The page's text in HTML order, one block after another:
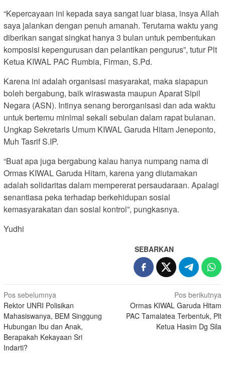
“Kepercayaan ini kepada saya sangat luar biasa, insya Allah
saya jalankan dengan penuh amanah. Terutama waktu yang
diberikan sangat singkat hanya 3 bulan untuk pembentukan
komposisi kepengurusan dan pelantikan pengurus”, tutur Plt
Ketua KIWAL PAC Rumbia, Firman, S.Pd.
Karena ini adalah organisasi masyarakat, maka siapapun
boleh bergabung, baik wiraswasta maupun Aparat Sipil
Negara (ASN). Intinya senang berorganisasi dan ada waktu
untuk bertemu minimal sekali sebulan dalam rapat bulanan.
Ungkap Sekretaris Umum KIWAL Garuda Hitam Jeneponto,
Muh Tasrif S.IP.
“Buat apa juga bergabung kalau hanya numpang nama di
Ormas KIWAL Garuda Hitam, karena yang diutamakan
adalah solidaritas dalam mempererat persaudaraan. Apalagi
senantiasa peka terhadap berkehidupan sosial
kemasyarakatan dan sosial kontrol”, pungkasnya.
Yudhi
SEBARKAN
Navigasi
pos
Pos sebelumnya
Rektor UNRI Polisikan
Mahasiswanya, BEM Singgung
Hubungan Ibu dan Anak,
Berapakah Kekayaan Sri
Indarti?
Pos berikutnya
Ormas KIWAL Garuda Hitam
PAC Tamalatea Terbentuk, Plt
Ketua Hasim Dg Sila